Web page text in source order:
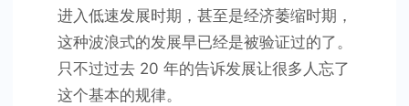
进入低速发展时期，甚至是经济萎缩时期，
这种波浪式的发展早已经是被验证过的了。
只不过过去 20 年的告诉发展让很多人忘了
这个基本的规律。